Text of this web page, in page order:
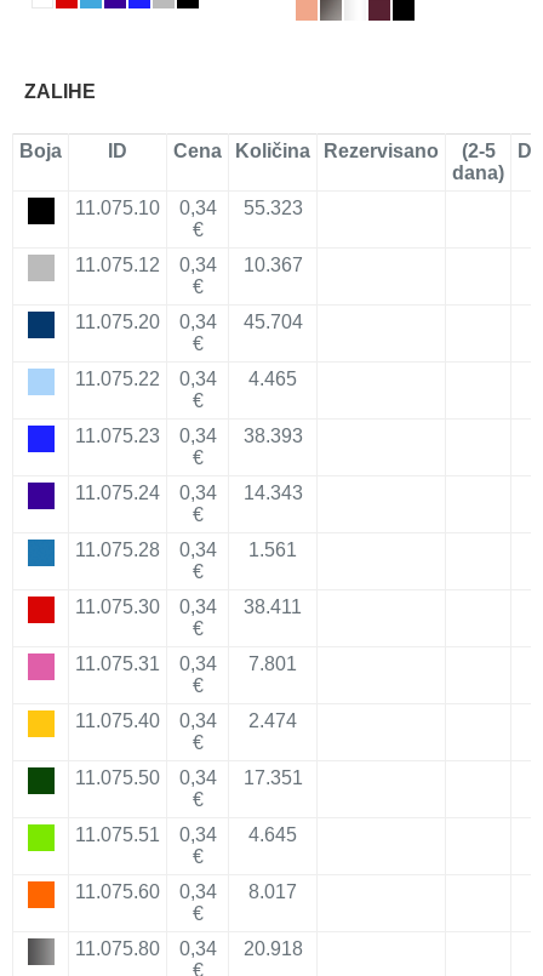
ZALIHE
Boja ID Cena Količina Rezervisano
(2-5
dana)
11.075.10
0,34
€
55.323
11.075.12
0,34
€
10.367
11.075.20
0,34
€
45.704
11.075.22
0,34
€
4.465
11.075.23
0,34
€
38.393
11.075.24
0,34
€
14.343
11.075.28
0,34
€
1.561
11.075.30
0,34
€
38.411
11.075.31
0,34
€
7.801
11.075.40
0,34
€
2.474
11.075.50
0,34
€
17.351
11.075.51
0,34
€
4.645
11.075.60
0,34
€
8.017
11.075.80
0,34
€
20.918